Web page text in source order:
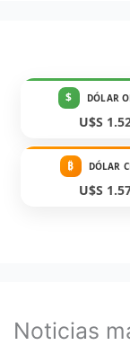
$ DÓLAR
U$S
₿ DÓLAR
U$S
Noticias